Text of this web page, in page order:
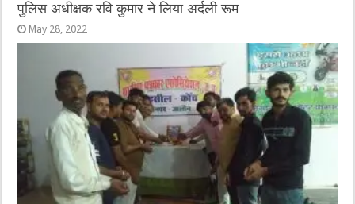
पुलिस अधीक्षक रवि कुमार ने लिया अर्दली रूम
May 28, 2022